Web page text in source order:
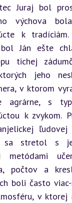
Juraj bol
výchova
k tradíciám.
Ján ešte
tichej
jeho
v ktorom
agrárne, s
k zvykom.
sa stretol s
metódami
počtov a
boli často
v ktorej